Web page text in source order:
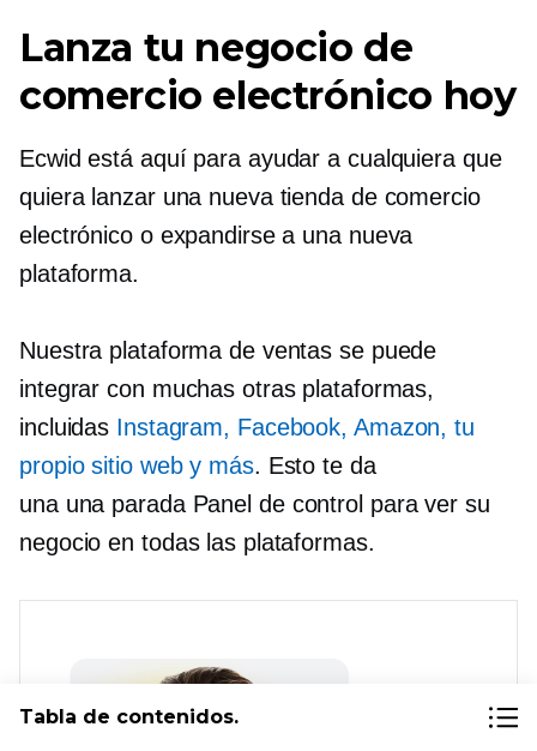
Lanza tu negocio de
comercio electrónico hoy
Ecwid está aquí para ayudar a cualquiera que
quiera lanzar una nueva tienda de comercio
electrónico o expandirse a una nueva
plataforma.
Nuestra plataforma de ventas se puede
integrar con muchas otras plataformas,
incluidas Instagram, Facebook, Amazon, tu
propio sitio web y más. Esto te da
una una paradaPanel de control para ver su
negocio en todas las plataformas.
Tabla de contenidos.